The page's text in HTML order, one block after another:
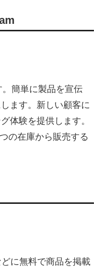
簡単に製品を宣伝
ます。新しい顧客に
体験を提供します。
の在庫から販売する
に無料で商品を掲載